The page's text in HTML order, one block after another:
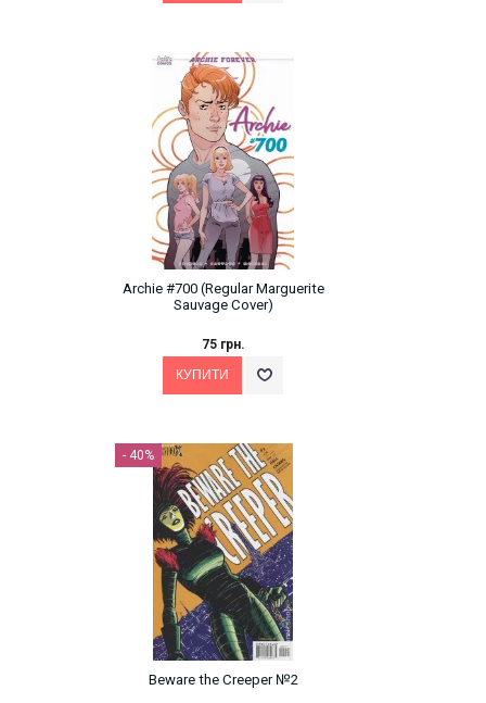
Archie #700 (Regular Marguerite
Sauvage Cover)
75 грн.
- 40%
Beware the Creeper №2